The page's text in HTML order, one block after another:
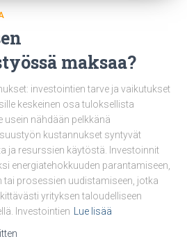
maksaa?
investointien tarve ja vaikutukset
keskeinen osa tuloksellista
usein nähdään pelkkänä
kustannukset syntyvät
ja resurssien käytöstä. Investoinnit
energiatehokkuuden parantamiseen,
prosessien uudistamiseen, jotka
yrityksen taloudelliseen
Investointien Lue lisää